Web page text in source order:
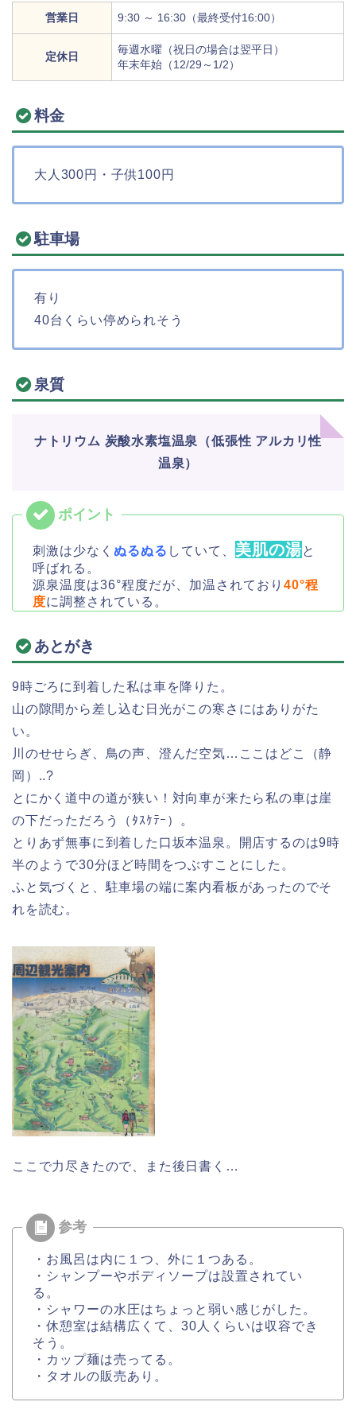
営業日 9:30 ～ 16:30（最終受付16:00）
定休日
毎週水曜（祝日の場合は翌平日）
年末年始（12/29～1/2）
料金
大人300円・子供100円
駐車場
有り
40台くらい停められそう
泉質
ナトリウム 炭酸水素塩温泉（低張性 アルカリ性
温泉）
刺激は少なく ぬるぬる していて、 美肌の湯と
呼ばれる。
源泉温度は36°程度だが、加温されており 40°程
度に調整されている。
あとがき
9時ごろに到着した私は車を降りた。
山の隙間から差し込む日光がこの寒さにはありがた
い。
川のせせらぎ、鳥の声、澄んだ空気…ここはどこ（静
岡）..?
とにかく道中の道が狭い！対向車が来たら私の車は崖
の下だっただろう（ﾀｽｹﾃｰ）。
とりあず無事に到着した口坂本温泉。開店するのは9時
半のようで30分ほど時間をつぶすことにした。
ふと気づくと、駐車場の端に案内看板があったのでそ
れを読む。
ここで力尽きたので、また後日書く…
・お風呂は内に１つ、外に１つある。
・シャンプーやボディソープは設置されてい
る。
・シャワーの水圧はちょっと弱い感じがした。
・休憩室は結構広くて、30人くらいは収容でき
そう。
・カップ麺は売ってる。
・タオルの販売あり。